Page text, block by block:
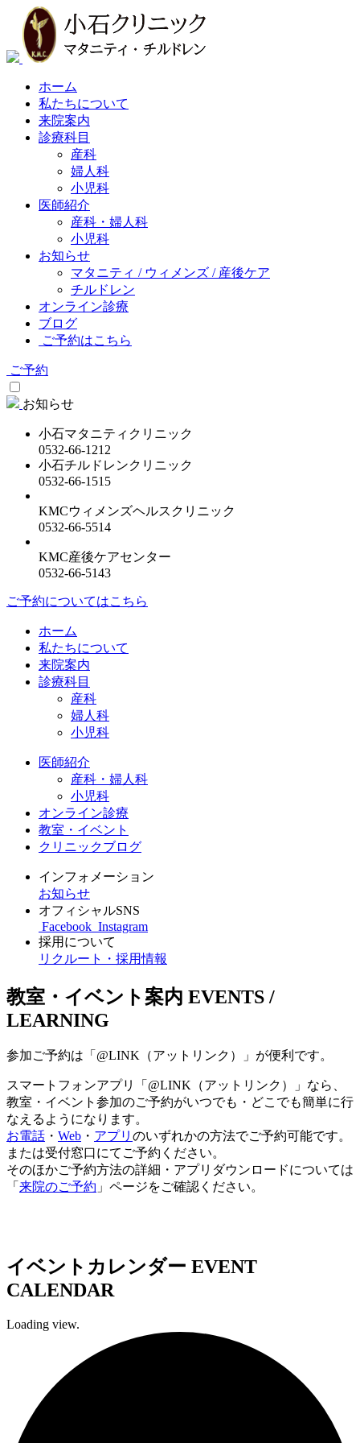
ホーム
私たちについて
来院案内
診療科目
産科
婦人科
小児科
医師紹介
産科・婦人科
小児科
お知らせ
マタニティ / ウィメンズ / 産後ケア
チルドレン
オンライン診療
ブログ
ご予約はこちら
ご予約
お知らせ
小石マタニティクリニック
0532-66-1212
小石チルドレンクリニック
0532-66-1515
KMCウィメンズヘルスクリニック
0532-66-5514
KMC産後ケアセンター
0532-66-5143
ご予約についてはこちら
ホーム
私たちについて
来院案内
診療科目
産科
婦人科
小児科
医師紹介
産科・婦人科
小児科
オンライン診療
教室・イベント
クリニックブログ
インフォメーション
お知らせ
オフィシャルSNS
Facebook Instagram
採用について
リクルート・採用情報
教室・イベント案内 EVENTS /
LEARNING
参加ご予約は「@LINK（アットリンク）」が便利です。
スマートフォンアプリ「@LINK（アットリンク）」なら、
教室・イベント参加のご予約がいつでも・どこでも簡単に行
なえるようになります。
お電話 ・ Web ・ アプリ のいずれかの方法でご予約可能です。
または受付窓口にてご予約ください。
そのほかご予約方法の詳細・アプリダウンロードについては
「 来院のご予約 」ページをご確認ください。
イベントカレンダー EVENT
CALENDAR
Loading view.